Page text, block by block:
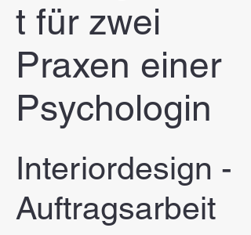
t für zwei
Praxen einer
Psychologin
Interiordesign -
Auftragsarbeit